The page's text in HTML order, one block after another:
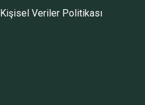
Kişisel Veriler Politikası